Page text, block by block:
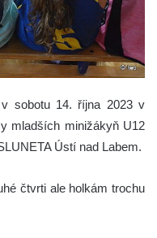
sobotu 14. října 2023 v
mladších minižákyň U12
Ústí nad Labem.
čtvrti ale holkám trochu